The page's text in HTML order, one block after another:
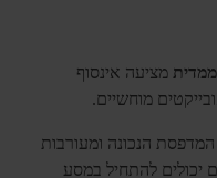
מציעה אינסוף
מוחשיים.
המדפסת הנכונה ומעורבות
להתחיל במסע